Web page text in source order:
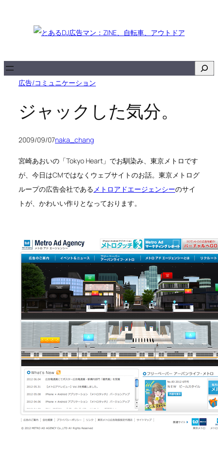
キ
広告/コミュニケーション
ジャックした気分。
2009/09/07naka_chang
宮崎あおいの「Tokyo Heart」でお馴染み、東京メトロです
が、今日はCMではなくウェブサイトのお話。東京メトログ
ループの広告会社であるメトロアドエージェンシーのサイ
トが、かわいい作りとなっております。